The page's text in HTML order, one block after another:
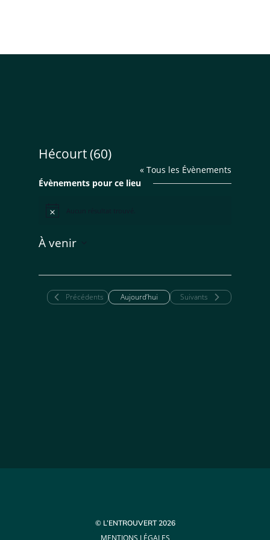
Hécourt (60)
« Tous les Évènements
Évènements pour ce lieu
Notice
À venir
Évènements
Précédents Aujourd’hui Évènements
Suivants
© L’ENTROUVERT 2026
MENTIONS LÉGALES